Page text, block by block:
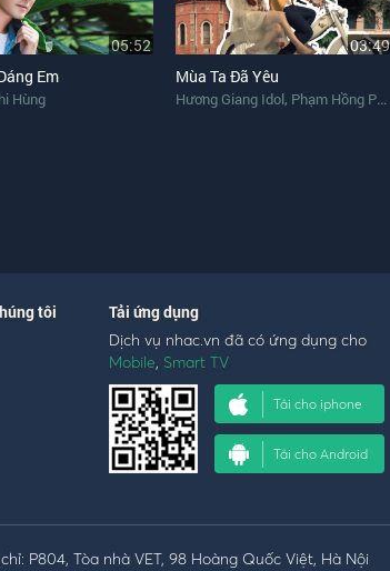
05:52
Em
Hùng
03:49
Mùa Ta Đã Yêu
Hương Giang Idol, Phạm Hồng Phước
tôi Tải ứng dụng
Dịch vụ nhac.vn đã có ứng dụng cho
Mobile, Smart TV
Tải cho iphone
Tải cho Android
P804, Tòa nhà VET, 98 Hoàng Quốc Việt, Hà Nội